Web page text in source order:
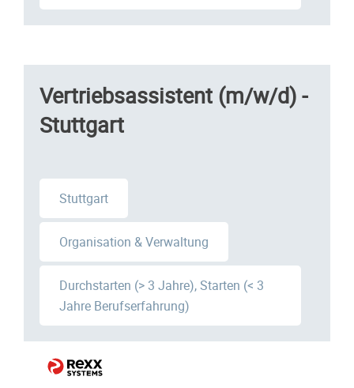
Vertriebsassistent (m/w/d) -
Stuttgart
Stuttgart
Organisation & Verwaltung
Durchstarten (> 3 Jahre), Starten (< 3
Jahre Berufserfahrung)